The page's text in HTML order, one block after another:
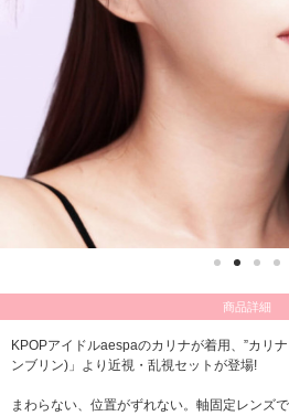
商品詳細
KPOPアイドルaespaのカリナが着用、”カリ
ンブリン)」より近視・乱視セットが登場!
まわらない、位置がずれない。軸固定レンズ